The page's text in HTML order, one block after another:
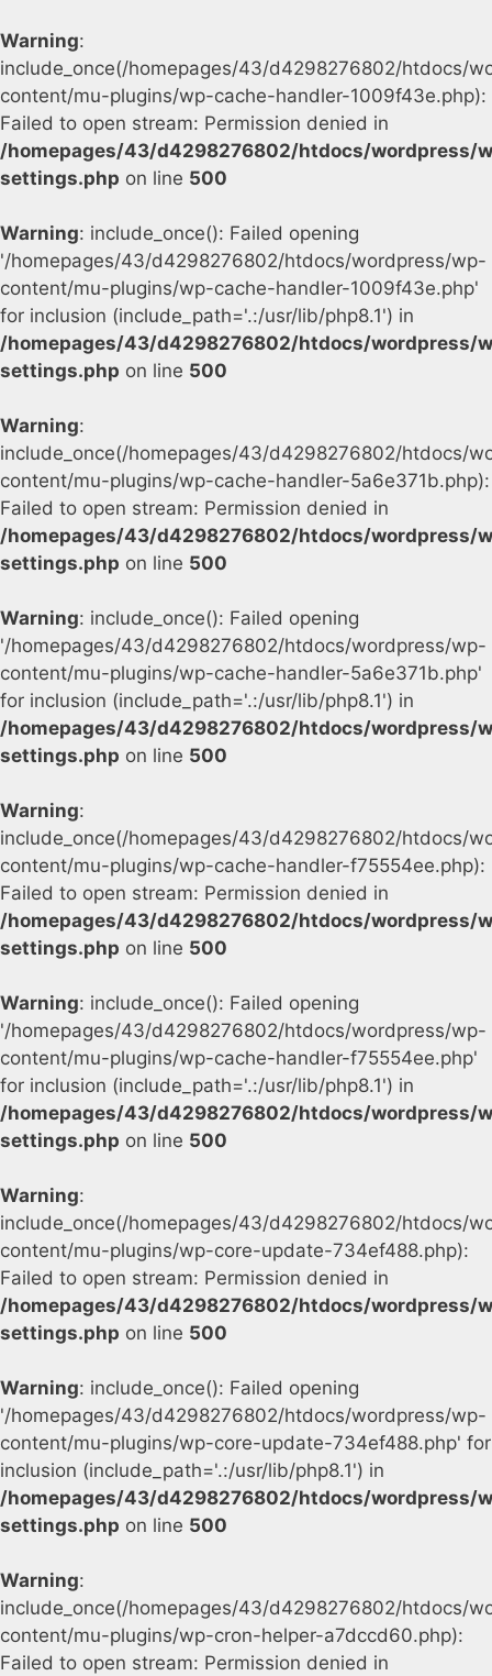
Warning:
include_once(/homepages/43/d4298276802/htdocs/
content/mu-plugins/wp-cache-handler-1009f43e.php):
Failed to open stream: Permission denied in
/homepages/43/d4298276802/htdocs/wordpress/
settings.php on line 500
Warning: include_once(): Failed opening
'/homepages/43/d4298276802/htdocs/wordpress/wp-
content/mu-plugins/wp-cache-handler-1009f43e.php'
for inclusion (include_path='.:/usr/lib/php8.1') in
/homepages/43/d4298276802/htdocs/wordpress/
settings.php on line 500
Warning:
include_once(/homepages/43/d4298276802/htdocs/
content/mu-plugins/wp-cache-handler-5a6e371b.php):
Failed to open stream: Permission denied in
/homepages/43/d4298276802/htdocs/wordpress/
settings.php on line 500
Warning: include_once(): Failed opening
'/homepages/43/d4298276802/htdocs/wordpress/wp-
content/mu-plugins/wp-cache-handler-5a6e371b.php'
for inclusion (include_path='.:/usr/lib/php8.1') in
/homepages/43/d4298276802/htdocs/wordpress/
settings.php on line 500
Warning:
include_once(/homepages/43/d4298276802/htdocs/
content/mu-plugins/wp-cache-handler-f75554ee.php):
Failed to open stream: Permission denied in
/homepages/43/d4298276802/htdocs/wordpress/
settings.php on line 500
Warning: include_once(): Failed opening
'/homepages/43/d4298276802/htdocs/wordpress/wp-
content/mu-plugins/wp-cache-handler-f75554ee.php'
for inclusion (include_path='.:/usr/lib/php8.1') in
/homepages/43/d4298276802/htdocs/wordpress/
settings.php on line 500
Warning:
include_once(/homepages/43/d4298276802/htdocs/
content/mu-plugins/wp-core-update-734ef488.php):
Failed to open stream: Permission denied in
/homepages/43/d4298276802/htdocs/wordpress/
settings.php on line 500
Warning: include_once(): Failed opening
'/homepages/43/d4298276802/htdocs/wordpress/wp-
content/mu-plugins/wp-core-update-734ef488.php' for
inclusion (include_path='.:/usr/lib/php8.1') in
/homepages/43/d4298276802/htdocs/wordpress/
settings.php on line 500
Warning:
include_once(/homepages/43/d4298276802/htdocs/
content/mu-plugins/wp-cron-helper-a7dccd60.php):
Failed to open stream: Permission denied in